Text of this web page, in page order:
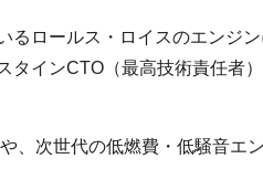
ロールス・ロイスのエンジ
タインCTO（最高技術責任者
、次世代の低燃費・低騒音エ